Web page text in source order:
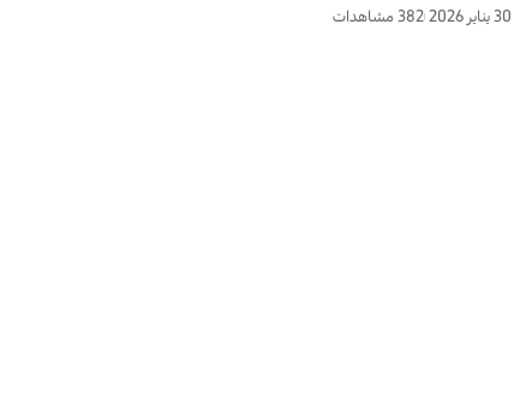
30 يناير 2026 382 مشاهدات